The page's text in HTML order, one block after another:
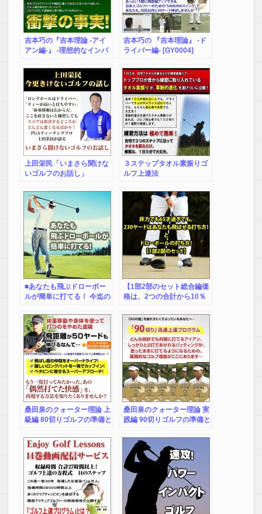
吉本巧の『吉本理論 -アイ
アン編-』 -理想的なインパ
ン理論- [GY0003]
吉本巧の 『吉本理論』 -ド
ライバー編- [GY0004]
上田栄民「いまさら聞けな
いゴルフのお話し」
３ステップタオル素振りゴ
ルフ上達法
■あなたも飛ぶドローボー
ルが簡単に打てる！ 今迄の
ます！レッスンプロに習っ
ていてはいくら金を使って
も上達できない！飛距離の
20%増すこのドローボール
を打てることで、230Yは完
成です。
【1部2部のセット総合編価
格は、2つの合計から10％
も、230ヤードはあなたも
飛ばせる打ち方！と、第二
部・ドローボールの打ち
方！
桑田泉のクォーター理論 上
級編 80切りゴルフの準備と
ット
桑田泉のクォーター理論 実
践編 90切りゴルフの準備と
ット